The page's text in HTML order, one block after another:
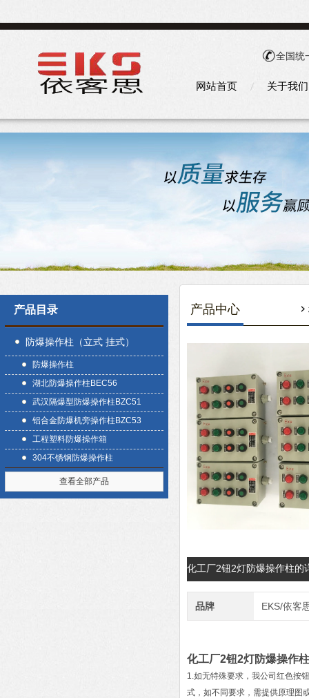
全国统
网站首页 关于我们
产品目录
防爆操作柱（立式 挂式）
防爆操作柱
湖北防爆操作柱BEC56
武汉隔爆型防爆操作柱BZC51
铝合金防爆机旁操作柱BZC53
工程塑料防爆操作箱
304不锈钢防爆操作柱
查看全部产品
产品中心
化工厂2钮2灯防爆操作柱的
品牌 EKS/依客
化工厂2钮2灯防爆操作柱
1.如无特殊要求，我公司红色按
式，如不同要求，需提供原理图